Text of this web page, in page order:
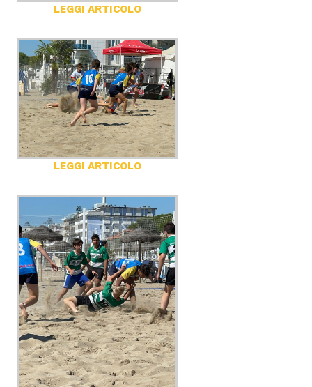
LEGGI ARTICOLO
LEGGI ARTICOLO